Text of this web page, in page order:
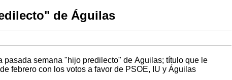
de Águilas
pasada semana "hijo predilecto" de Águilas; título que le
febrero con los votos a favor de PSOE, IU y Águilas